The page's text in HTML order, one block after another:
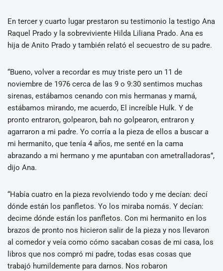
En tercer y cuarto lugar prestaron su testimonio la testigo Ana
Raquel Prado y la sobreviviente Hilda Liliana Prado. Ana es
hija de Anito Prado y también relató el secuestro de su padre.
“Bueno, volver a recordar es muy triste pero un 11 de
noviembre de 1976 cerca de las 9 o 9:30 sentimos muchas
sirenas, estábamos cenando con mis hermanas y mamá,
estábamos mirando, me acuerdo, El increíble Hulk. Y de
pronto entraron, golpearon, bah no golpearon, entraron y
agarraron a mi padre. Yo corría a la pieza de ellos a buscar a
mi hermanito, que tenía 4 años, me senté en la cama
abrazando a mi hermano y me apuntaban con ametralladoras”,
dijo Ana.
“Había cuatro en la pieza revolviendo todo y me decían: decí
dónde están los panfletos. Yo los miraba nomás. Y decían:
decime dónde están los panfletos. Con mi hermanito en los
brazos de pronto nos hicieron salir de la pieza y nos llevaron
al comedor y veía como cómo sacaban cosas de mi casa, los
libros que nos compró mi padre, todas esas cosas que
trabajó humildemente para darnos. Nos robaron